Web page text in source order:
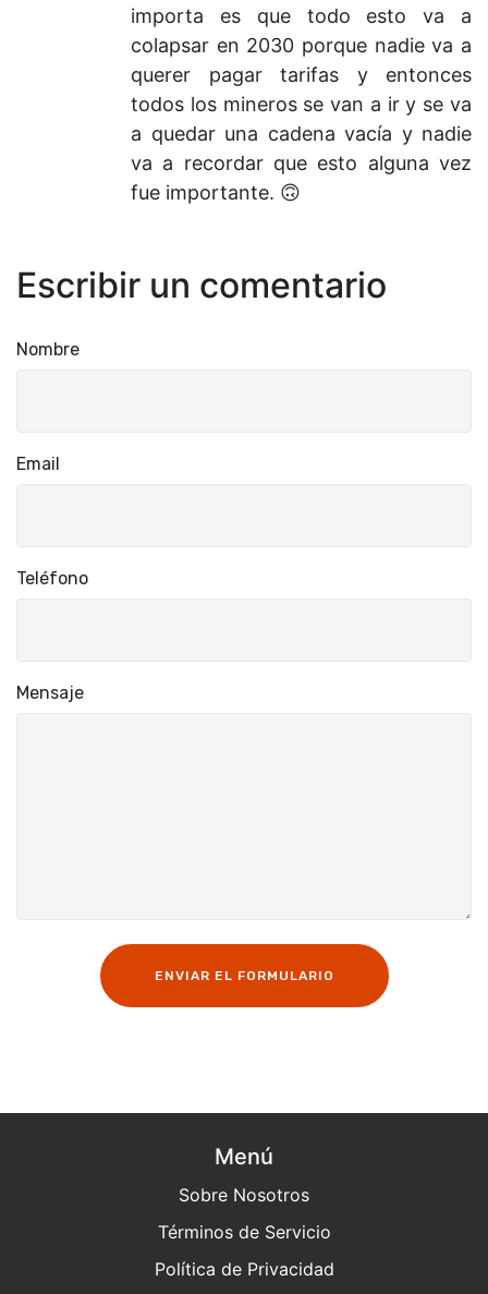
importa es que todo esto va a
colapsar en 2030 porque nadie va a
querer pagar tarifas y entonces
todos los mineros se van a ir y se va
a quedar una cadena vacía y nadie
va a recordar que esto alguna vez
fue importante. 🙃
Escribir un comentario
Nombre
Email
Teléfono
Mensaje
ENVIAR EL FORMULARIO
Menú
Sobre Nosotros
Términos de Servicio
Política de Privacidad